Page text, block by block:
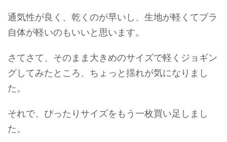
通気性が良く、乾くのが早いし、生地が軽くてブラ
自体が軽いのもいいと思います。
さてさて、そのまま大きめのサイズで軽くジョギン
グしてみたところ、ちょっと揺れが気になりまし
た。
それで、ぴったりサイズをもう一枚買い足しまし
た。